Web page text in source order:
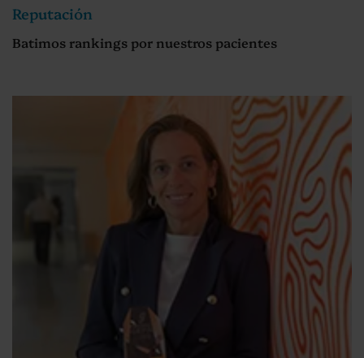
Reputación
Batimos rankings por nuestros pacientes